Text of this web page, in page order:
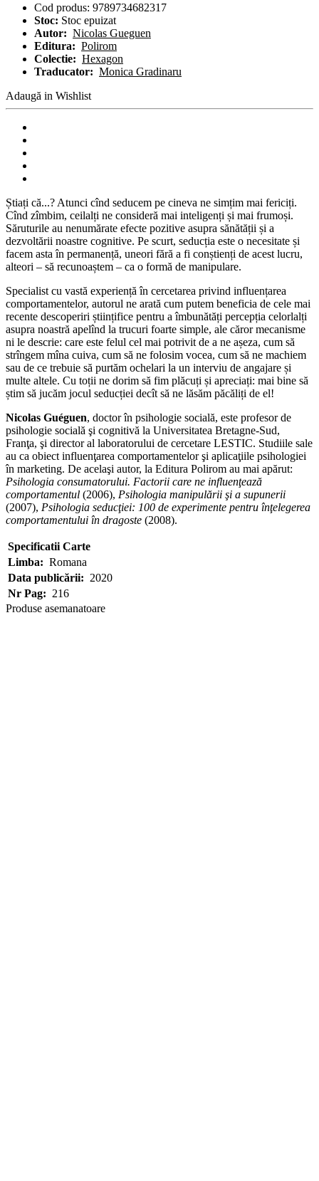
Cod produs: 9789734682317
Stoc: Stoc epuizat
Autor: Nicolas Gueguen
Editura: Polirom
Colectie: Hexagon
Traducator: Monica Gradinaru
Adaugă in Wishlist
Știați că...? Atunci cînd seducem pe cineva ne simțim mai fericiți.
Cînd zîmbim, ceilalți ne consideră mai inteligenți și mai frumoși.
Săruturile au nenumărate efecte pozitive asupra sănătății și a
dezvoltării noastre cognitive. Pe scurt, seducția este o necesitate și
facem asta în permanență, uneori fără a fi conștienți de acest lucru,
alteori – să recunoaștem – ca o formă de manipulare.
Specialist cu vastă experiență în cercetarea privind influențarea
comportamentelor, autorul ne arată cum putem beneficia de cele mai
recente descoperiri științifice pentru a îmbunătăți percepția celorlalți
asupra noastră apelînd la trucuri foarte simple, ale căror mecanisme
ni le descrie: care este felul cel mai potrivit de a ne așeza, cum să
strîngem mîna cuiva, cum să ne folosim vocea, cum să ne machiem
sau de ce trebuie să purtăm ochelari la un interviu de angajare și
multe altele. Cu toții ne dorim să fim plăcuți și apreciați: mai bine să
știm să jucăm jocul seducției decît să ne lăsăm păcăliți de el!
Nicolas Guéguen, doctor în psihologie socială, este profesor de
psihologie socială şi cognitivă la Universitatea Bretagne-Sud,
Franţa, şi director al laboratorului de cercetare LESTIC. Studiile sale
au ca obiect influenţarea comportamentelor şi aplicaţiile psihologiei
în marketing. De acelaşi autor, la Editura Polirom au mai apărut:
Psihologia consumatorului. Factorii care ne influenţează
comportamentul (2006), Psihologia manipulării şi a supunerii
(2007), Psihologia seducţiei: 100 de experimente pentru înţelegerea
comportamentului în dragoste (2008).
Specificatii Carte
Limba: Romana
Data publicării: 2020
Nr Pag: 216
Produse asemanatoare